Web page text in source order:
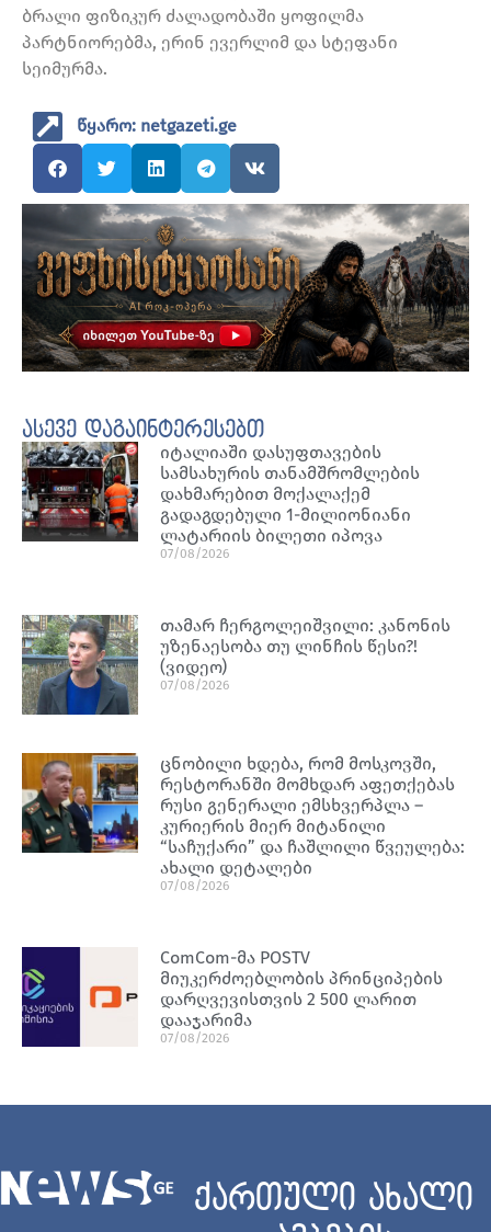
ბრალი ფიზიკურ ძალადობაში ყოფილმა
პარტნიორებმა, ერინ ევერლიმ და სტეფანი
სეიმურმა.
წყარო: netgazeti.ge
ასევე დაგაინტერესებთ
იტალიაში დასუფთავების
სამსახურის თანამშრომლების
დახმარებით მოქალაქემ
გადაგდებული 1-მილიონიანი
ლატარიის ბილეთი იპოვა
07/08/2026
თამარ ჩერგოლეიშვილი: კანონის
უზენაესობა თუ ლინჩის წესი?!
(ვიდეო)
07/08/2026
ცნობილი ხდება, რომ მოსკოვში,
რესტორანში მომხდარ აფეთქებას
რუსი გენერალი ემსხვერპლა –
კურიერის მიერ მიტანილი
“საჩუქარი” და ჩაშლილი წვეულება:
ახალი დეტალები
07/08/2026
ComCom-მა POSTV
მიუკერძოებლობის პრინციპების
დარღვევისთვის 2 500 ლარით
დააჯარიმა
07/08/2026
ქართული ახალი